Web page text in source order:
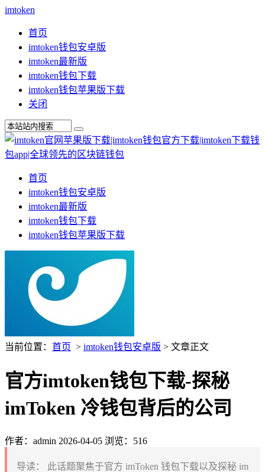
imtoken
首页
imtoken钱包安卓版
imtoken最新版
imtoken钱包下载
imtoken钱包苹果版下载
关闭
首页
imtoken钱包安卓版
imtoken最新版
imtoken钱包下载
imtoken钱包苹果版下载
当前位置： 首页 > imtoken钱包安卓版 > 文章正文
官方imtoken钱包下载-探秘
imToken 冷钱包背后的公司
作者：admin 2026-04-05 浏览：516
导读：
此话题聚焦于官方 imToken 钱包下载以及探秘 im